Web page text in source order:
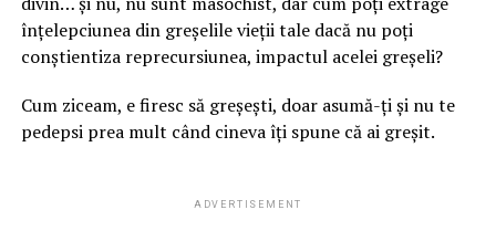
înțelepciunea din greșelile vieții tale dacă nu poți
conștientiza reprecursiunea, impactul acelei greșeli?
Cum ziceam, e firesc să greșești, doar asumă-ți și nu te
pedepsi prea mult când cineva îți spune că ai greșit.
ADVERTISEMENT